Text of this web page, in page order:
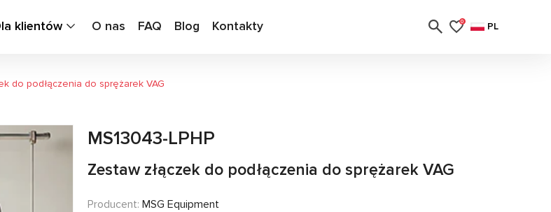
klientów O nas FAQ Blog Kontakty 0 PL
do podłączenia do sprężarek VAG
MS13043-LPHP
Zestaw złączek do podłączenia do sprężarek VAG
Producent: MSG Equipment